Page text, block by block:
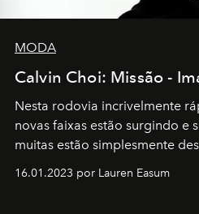
MODA
Calvin Choi: Missão -
Nesta rodovia incrivelmente
novas faixas estão surgindo e
muitas estão simplesmente
transportador AMTD abrindo
16.01.2023 por Lauren Easum